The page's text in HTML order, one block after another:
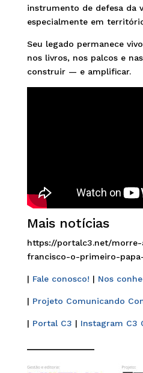
instrumento de defesa da
especialmente em
Seu legado permanece
nos livros, nos palcos e
construir — e amplificar.
Mais notícias
https://portalc3.net/
francisco-o-primeiro-
| Fale conosco! | Nos
| Projeto Comunicando
| Portal C3 | Instagram C3